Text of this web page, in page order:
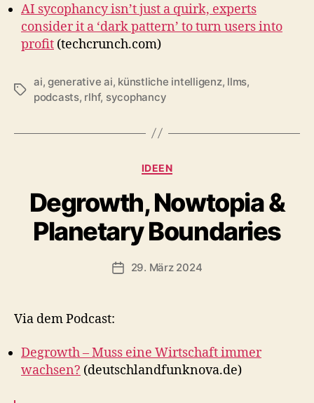
AI sycophancy isn’t just a quirk, experts
consider it a ‘dark pattern’ to turn users into
profit (techcrunch.com)
Schlagwörter
ai, generative ai, künstliche intelligenz, llms,
podcasts, rlhf, sycophancy
Kategorien
IDEEN
Degrowth, Nowtopia &
Planetary Boundaries
Veröffentlichungsdatum
29. März 2024
Via dem Podcast:
Degrowth – Muss eine Wirtschaft immer
wachsen? (deutschlandfunknova.de)